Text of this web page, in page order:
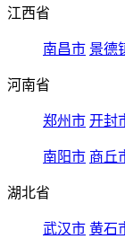
江西省
南昌市 景德
河南省
郑州市 开封
南阳市 商丘
湖北省
武汉市 黄石